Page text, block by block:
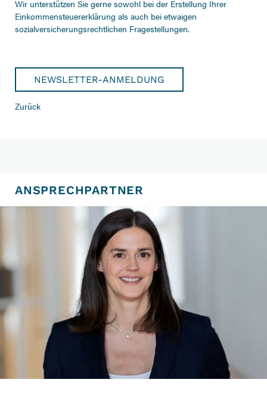
Wir unterstützen Sie gerne sowohl bei der Erstellung Ihrer
Einkommensteuererklärung als auch bei etwaigen
sozialversicherungsrechtlichen Fragestellungen.
NEWSLETTER-ANMELDUNG
Zurück
ANSPRECHPARTNER